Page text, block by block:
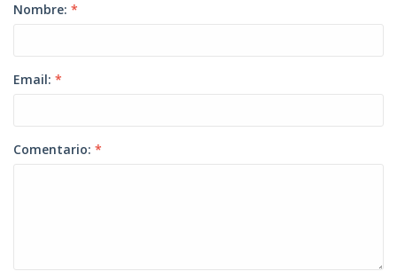
Nombre: *
Email: *
Comentario: *